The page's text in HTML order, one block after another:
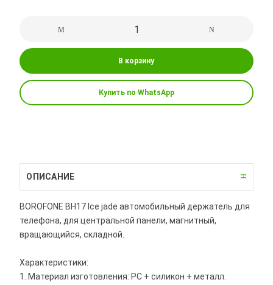
В корзину
Купить по WhatsApp
ОПИСАНИЕ
BOROFONE BH17 Ice jade автомобильный держатель для
телефона, для центральной панели, магнитный,
вращающийся, складной.
Характеристики:
1. Материал изготовления: PC + силикон + металл.